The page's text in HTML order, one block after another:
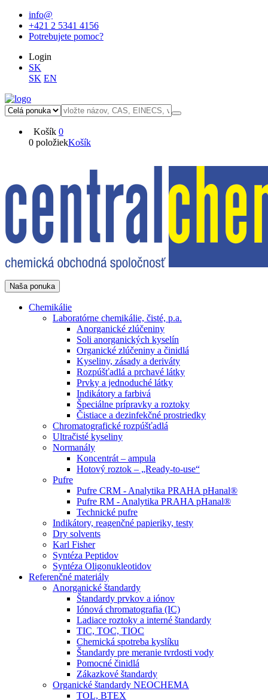
info@
+421 2 5341 4156
Potrebujete pomoc?
Login
SK
SK EN
Košík 0
0 položiekKošík
Naša ponuka
Chemikálie
Laboratórne chemikálie, čisté, p.a.
Anorganické zlúčeniny
Soli anorganických kyselín
Organické zlúčeniny a činidlá
Kyseliny, zásady a deriváty
Rozpúšťadlá a prchavé látky
Prvky a jednoduché látky
Indikátory a farbivá
Špeciálne prípravky a roztoky
Čistiace a dezinfekčné prostriedky
Chromatografické rozpúšťadlá
Ultračisté kyseliny
Normanály
Koncentrát – ampula
Hotový roztok – „Ready-to-use“
Pufre
Pufre CRM - Analytika PRAHA pHanal®
Pufre RM - Analytika PRAHA pHanal®
Technické pufre
Indikátory, reagenčné papieriky, testy
Dry solvents
Karl Fisher
Syntéza Peptidov
Syntéza Oligonukleotidov
Referenčné materiály
Anorganické štandardy
Štandardy prvkov a iónov
Iónová chromatografia (IC)
Ladiace roztoky a interné štandardy
TIC, TOC, TIOC
Chemická spotreba kyslíku
Štandardy pre meranie tvrdosti vody
Pomocné činidlá
Zákazkové štandardy
Organické štandardy NEOCHEMA
TOL, BTEX